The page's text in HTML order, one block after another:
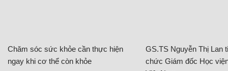
Chăm sóc sức khỏe cần thực hiện
ngay khi cơ thể còn khỏe
GS.TS Nguyễn Thị Lan
chức Giám đốc Học